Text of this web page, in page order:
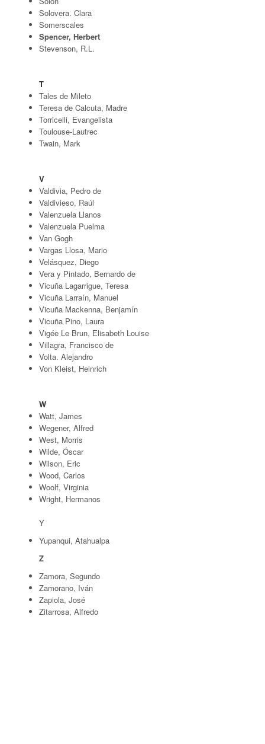
Solovera. Clara
Somerscales
Spencer, Herbert
Stevenson, R.L.
T
Tales de Mileto
Teresa de Calcuta, Madre
Torricelli, Evangelista
Toulouse-Lautrec
Twain, Mark
V
Valdivia, Pedro de
Valdivieso, Raúl
Valenzuela Llanos
Valenzuela Puelma
Van Gogh
Vargas Llosa, Mario
Velásquez, Diego
Vera y Pintado, Bernardo de
Vicuña Lagarrigue, Teresa
Vicuña Larraín, Manuel
Vicuña Mackenna, Benjamín
Vicuña Pino, Laura
Vigée Le Brun, Elisabeth Louise
Villagra, Francisco de
Volta. Alejandro
Von Kleist, Heinrich
W
Watt, James
Wegener, Alfred
West, Morris
Wilde, Óscar
Wilson, Eric
Wood, Carlos
Woolf, Virginia
Wright, Hermanos
Y
Yupanqui, Atahualpa
Z
Zamora, Segundo
Zamorano, Iván
Zapiola, José
Zitarrosa, Alfredo